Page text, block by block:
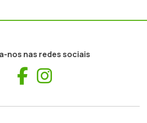
nos nas redes sociais
Facebook